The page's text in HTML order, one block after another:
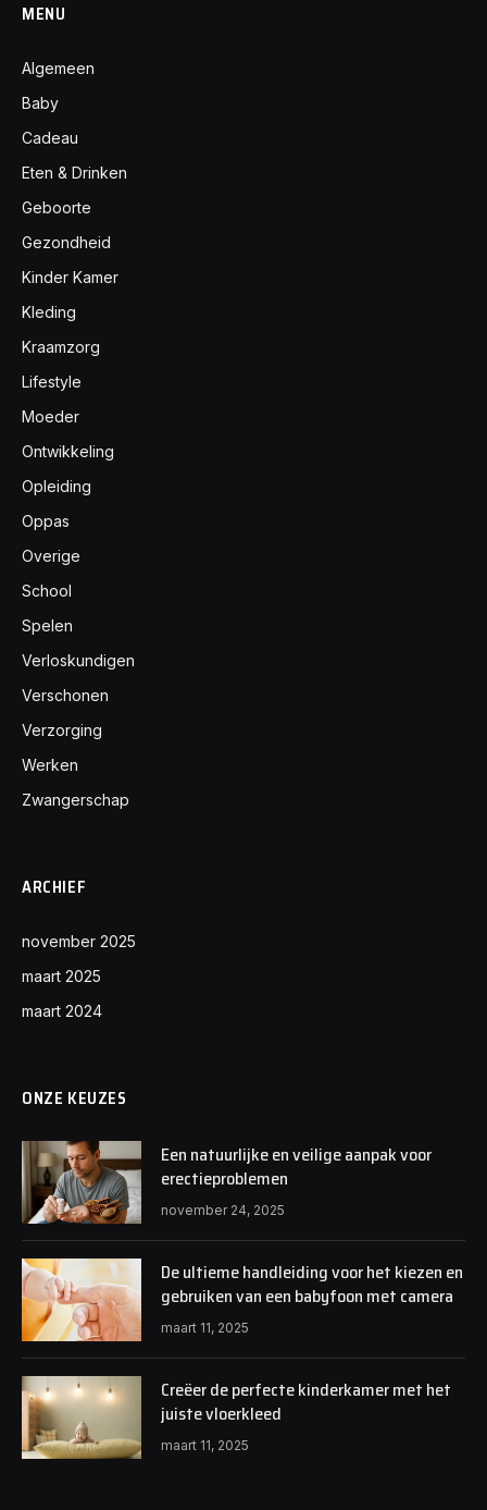
MENU
Algemeen
Baby
Cadeau
Eten & Drinken
Geboorte
Gezondheid
Kinder Kamer
Kleding
Kraamzorg
Lifestyle
Moeder
Ontwikkeling
Opleiding
Oppas
Overige
School
Spelen
Verloskundigen
Verschonen
Verzorging
Werken
Zwangerschap
ARCHIEF
november 2025
maart 2025
maart 2024
ONZE KEUZES
Een natuurlijke en veilige aanpak voor
erectieproblemen
november 24, 2025
De ultieme handleiding voor het kiezen en
gebruiken van een babyfoon met camera
maart 11, 2025
Creëer de perfecte kinderkamer met het
juiste vloerkleed
maart 11, 2025